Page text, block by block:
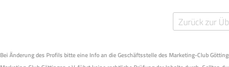
Zurück zur
Bei Änderung des Profils bitte eine Info an die Geschäftsstelle des Marketing-Club